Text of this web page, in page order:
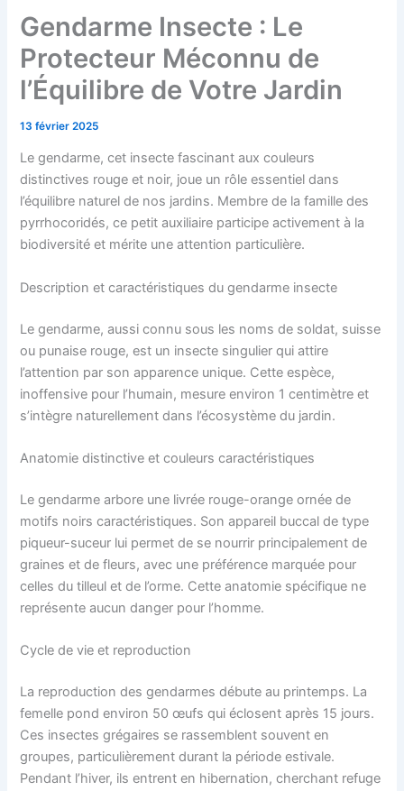
Gendarme Insecte : Le
Protecteur Méconnu de
l’Équilibre de Votre Jardin
13 février 2025
Le gendarme, cet insecte fascinant aux couleurs
distinctives rouge et noir, joue un rôle essentiel dans
l’équilibre naturel de nos jardins. Membre de la famille des
pyrrhocoridés, ce petit auxiliaire participe activement à la
biodiversité et mérite une attention particulière.
Description et caractéristiques du gendarme insecte
Le gendarme, aussi connu sous les noms de soldat, suisse
ou punaise rouge, est un insecte singulier qui attire
l’attention par son apparence unique. Cette espèce,
inoffensive pour l’humain, mesure environ 1 centimètre et
s’intègre naturellement dans l’écosystème du jardin.
Anatomie distinctive et couleurs caractéristiques
Le gendarme arbore une livrée rouge-orange ornée de
motifs noirs caractéristiques. Son appareil buccal de type
piqueur-suceur lui permet de se nourrir principalement de
graines et de fleurs, avec une préférence marquée pour
celles du tilleul et de l’orme. Cette anatomie spécifique ne
représente aucun danger pour l’homme.
Cycle de vie et reproduction
La reproduction des gendarmes débute au printemps. La
femelle pond environ 50 œufs qui éclosent après 15 jours.
Ces insectes grégaires se rassemblent souvent en
groupes, particulièrement durant la période estivale.
Pendant l’hiver, ils entrent en hibernation, cherchant refuge